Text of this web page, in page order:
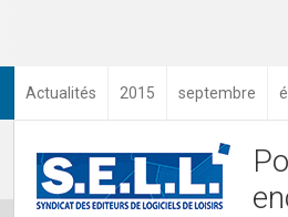
Actualités 2015 septembre